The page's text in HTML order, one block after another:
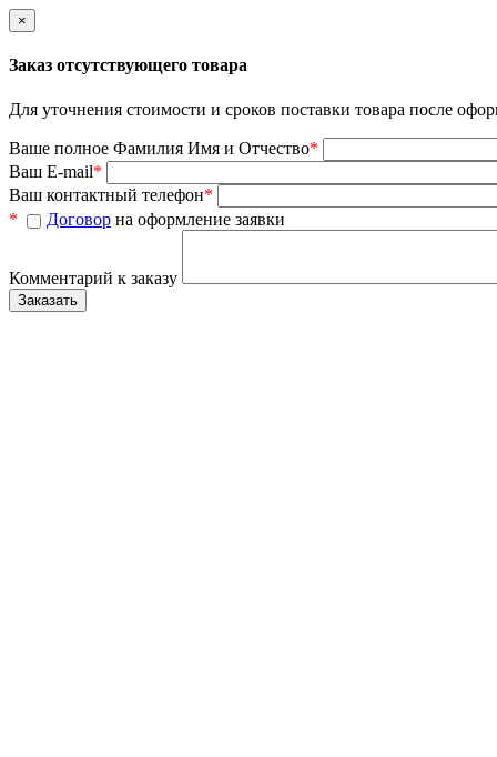
×
Заказ отсутствующего товара
Для уточнения стоимости и сроков поставки товара после
Ваше полное Фамилия Имя и Отчество*
Ваш E-mail*
Ваш контактный телефон*
*
Договор на оформление заявки
Комментарий к заказу